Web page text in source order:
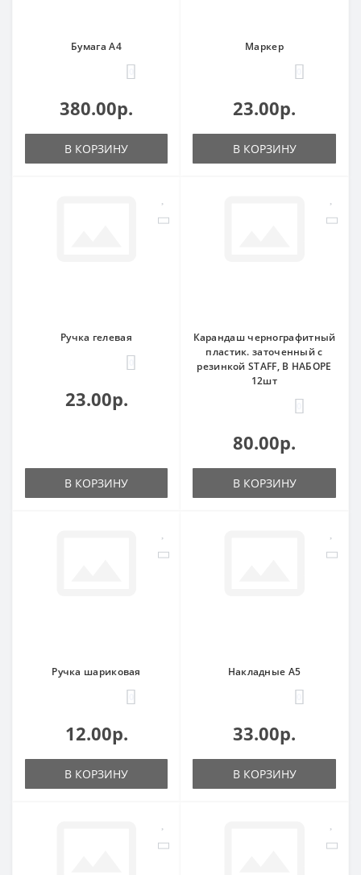
Бумага А4
380.00р.
В КОРЗИНУ
Маркер
23.00р.
В КОРЗИНУ
Ручка гелевая
23.00р.
В КОРЗИНУ
Карандаш чернографитный
пластик. заточенный с
резинкой STAFF, В НАБОРЕ
12шт
80.00р.
В КОРЗИНУ
Ручка шариковая
12.00р.
В КОРЗИНУ
Накладные А5
33.00р.
В КОРЗИНУ